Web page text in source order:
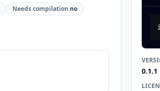
Needs compilation no
0.1.1